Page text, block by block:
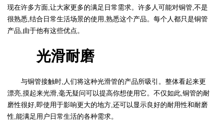
现在许多方面,让大家更多的满足日常需求。许多人可能对铜管,不是
很熟悉,结合日常生活场景的使用,熟悉这个产品。每个人都只是铜管
产品,由于他有这些优点。
光滑耐磨
与铜管接触时,人们将这种光滑管的产品所吸引。整体看起来更
漂亮,摸起来光滑,毫无疑问可以提高你想使用它。不仅如此,铜管的耐
磨性很好,即使用于影响更大的地方,还可以显示良好的耐用性和耐磨
性,能满足用户日常生活的各种需求。